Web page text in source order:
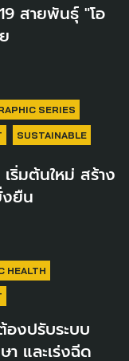
สายพันธุ์ "โอ
SERIES
SUSTAINABLE
เริ่มต้นใหม่ สร้าง
งยืน
HEALTH
งปรับระบบ
า และเร่งฉีด